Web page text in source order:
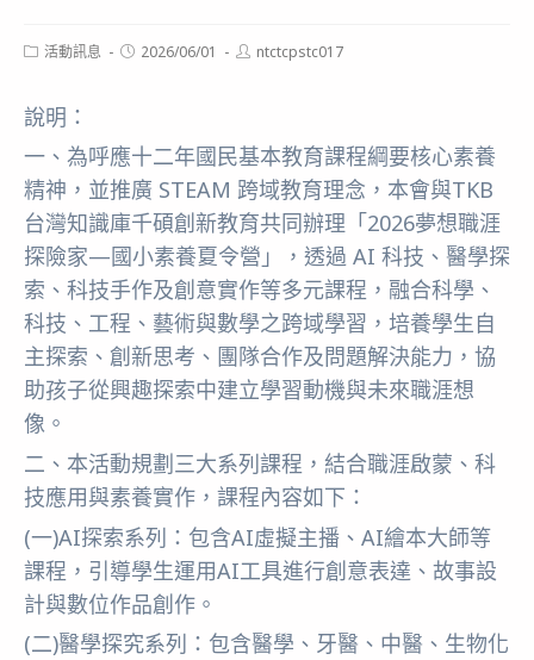
Post活動訊息
Post2026/06/01
Postntctcpstc017
說明：
一、為呼應十二年國民基本教育課程綱要核心素養
精神，並推廣 STEAM 跨域教育理念，本會與TKB
台灣知識庫千碩創新教育共同辦理「2026夢想職涯
探險家—國小素養夏令營」，透過 AI 科技、醫學探
索、科技手作及創意實作等多元課程，融合科學、
科技、工程、藝術與數學之跨域學習，培養學生自
主探索、創新思考、團隊合作及問題解決能力，協
助孩子從興趣探索中建立學習動機與未來職涯想
像。
二、本活動規劃三大系列課程，結合職涯啟蒙、科
技應用與素養實作，課程內容如下：
(一)AI探索系列：包含AI虛擬主播、AI繪本大師等
課程，引導學生運用AI工具進行創意表達、故事設
計與數位作品創作。
(二)醫學探究系列：包含醫學、牙醫、中醫、生物化